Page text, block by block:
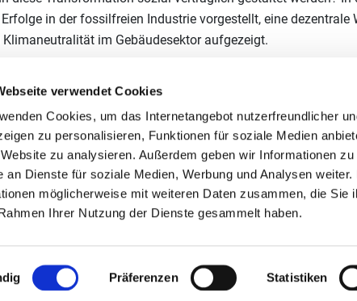
verwendet Cookies
Cookies, um das Internetangebot nutzerfreundlicher
zu personalisieren, Funktionen für soziale Medien
zu analysieren. Außerdem geben wir Informationen
an Dienste für soziale Medien, Werbung und Analysen
möglicherweise mit weiteren Daten zusammen, die Sie
Ihrer Nutzung der Dienste gesammelt haben.
Präferenzen Statistiken
in der fossilfreien Industrie vorgestellt, eine dezentrale
im Gebäudesektor aufgezeigt.
und stark gestiegenen Preisen. Innovative Projekte
klimaneutrale Industrie aufzeigen, werden zudem bei der
Kongresstag um 18 Uhr geehrt.
Teilnahme in Berlin oder ein Online-Ticket an. Ausgewählte
Programm mit Hinweisen zur Online-Übertragung finden Sie
und Klimaschutz-Netzwerke